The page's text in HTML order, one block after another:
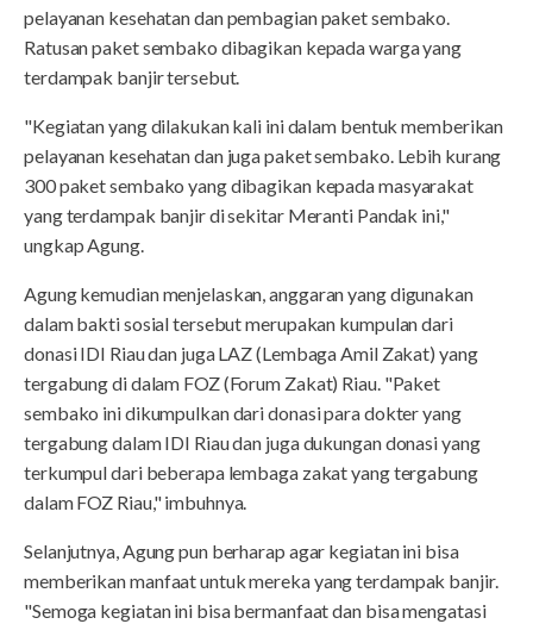
pelayanan kesehatan dan pembagian paket sembako.
Ratusan paket sembako dibagikan kepada warga yang
terdampak banjir tersebut.
"Kegiatan yang dilakukan kali ini dalam bentuk memberikan
pelayanan kesehatan dan juga paket sembako. Lebih kurang
300 paket sembako yang dibagikan kepada masyarakat
yang terdampak banjir di sekitar Meranti Pandak ini,"
ungkap Agung.
Agung kemudian menjelaskan, anggaran yang digunakan
dalam bakti sosial tersebut merupakan kumpulan dari
donasi IDI Riau dan juga LAZ (Lembaga Amil Zakat) yang
tergabung di dalam FOZ (Forum Zakat) Riau. "Paket
sembako ini dikumpulkan dari donasi para dokter yang
tergabung dalam IDI Riau dan juga dukungan donasi yang
terkumpul dari beberapa lembaga zakat yang tergabung
dalam FOZ Riau," imbuhnya.
Selanjutnya, Agung pun berharap agar kegiatan ini bisa
memberikan manfaat untuk mereka yang terdampak banjir.
"Semoga kegiatan ini bisa bermanfaat dan bisa mengatasi